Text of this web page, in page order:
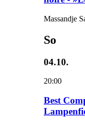
Massandje
So
04.10.
20:00
Best